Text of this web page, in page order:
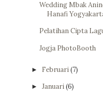
Wedding Mbak
Hanafi
Pelatihan Cipta
Jogja PhotoBooth
► Februari(7)
► Januari(6)